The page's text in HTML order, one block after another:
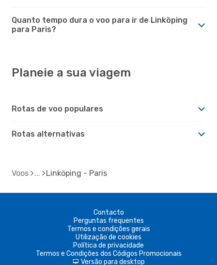
Quanto tempo dura o voo para ir de Linköping
para Paris?
Planeie a sua viagem
Rotas de voo populares
Rotas alternativas
Voos Linköping - Paris
Contacto
Perguntas frequentes
Termos e condições gerais
Utilização de cookies
Política de privacidade
Termos e Condições dos Códigos Promocionais
d Versão para desktop